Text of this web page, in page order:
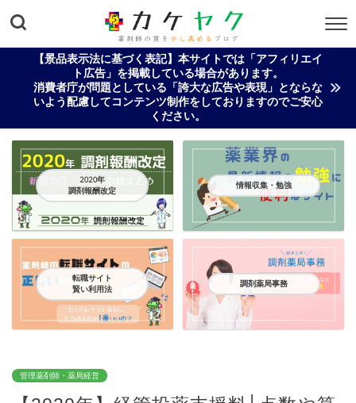
【景品表示法に基づく表記】本サイトでは「アフィリエイ
ト広告」を掲載している場合があります。
消費者庁が問題としている「誇大な広告や表現」とならな
いよう配慮してコンテンツ制作をしておりますのでご安心
ください。
2020年
調剤報酬改定
情報収集・勉強
転職サイト
賢い利用法
調剤薬局事務
管理薬剤師・薬局経営